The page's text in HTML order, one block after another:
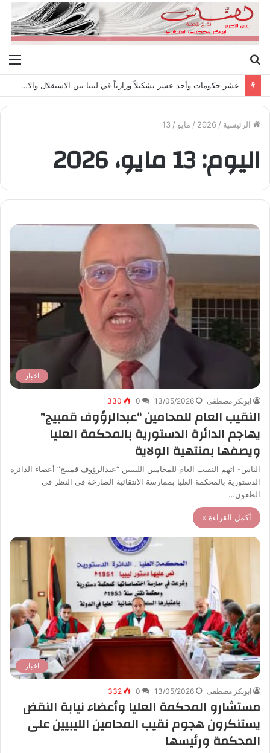
عن
عشر حكومات وأحد عشر تشكيلاً وزارياً في ليبيا بين الاستقلال والانقلاب (1951 – 1969)
الرئيسية /
2026
/ مايو /
13
اليوم:13 مايو، 2026
اخبار
ابوبكر مصطفى 13/05/2026
0
330
النقيب العام للمحامين “عبدالرؤوف قمبيج”
يهاجم الدائرة الدستورية بالمحكمة العليا
ويصفها بمنتهية الولاية
الناس- اتهم النقيب العام للمحامين الليبيين “عبدالرؤوف قمبيج” أعضاء الدائرة
الدستورية بالمحكمة العليا بممارسة الانتقائية الصارخة في النظر في
الطعون…
أكمل القراءة »
اخبار
ابوبكر مصطفى 13/05/2026
0
332
مستشارو المحكمة العليا وأعضاء نيابة النقض
يستنكرون هجوم نقيب المحامين الليبيين على
المحكمة ورئيسها